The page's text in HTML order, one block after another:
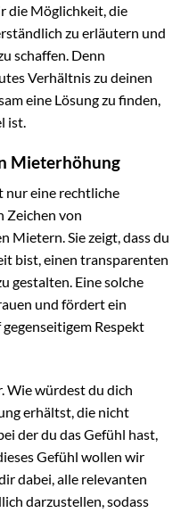
die Möglichkeit, die
zu erläutern und
schaffen. Denn
Verhältnis zu deinen
eine Lösung zu finden,
ist.
Mieterhöhung
nur eine rechtliche
Zeichen von
Mietern. Sie zeigt, dass du
bist, einen transparenten
gestalten. Eine solche
und fördert ein
Respekt
Wie würdest du dich
erhältst, die nicht
der du das Gefühl hast,
Gefühl wollen wir
dabei, alle relevanten
darzustellen, sodass